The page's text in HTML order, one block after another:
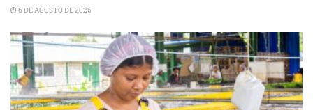
6 DE AGOSTO DE 2026